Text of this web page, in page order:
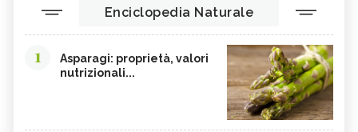
Enciclopedia Naturale
1
Asparagi: proprietà, valori
nutrizionali...